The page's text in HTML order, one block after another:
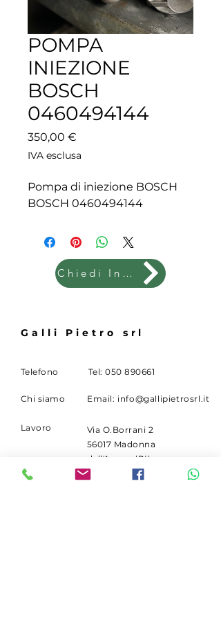
POMPA
INIEZIONE
BOSCH
0460494144
350,00 €
IVA esclusa
Pompa di iniezione BOSCH
BOSCH 0460494144
Chiedi Info
Galli Pietro srl
Telefono Tel:050 890661
Chi siamo Email: info@gallipietrosrl.it
Lavoro
Via O.Borrani 2
56017 Madonna
dell'Acqua (PI)